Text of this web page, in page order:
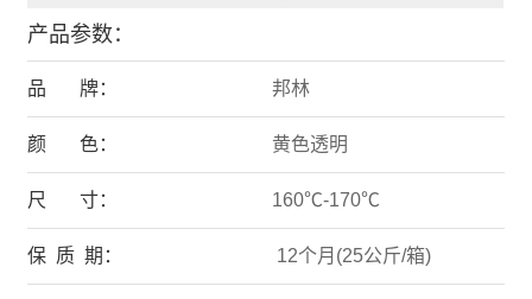
产品参数：
品 牌： 邦林
颜 色： 黄色透明
尺 寸： 160℃-170℃
保 质 期： 12个月(25公斤/箱)